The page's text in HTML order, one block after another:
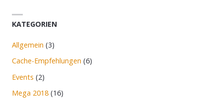
KATEGORIEN
Allgemein (3)
Cache-Empfehlungen (6)
Events (2)
Mega 2018 (16)